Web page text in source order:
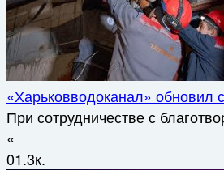
«Харьковводоканал» обновил
При сотрудничестве с
«
01.3к.